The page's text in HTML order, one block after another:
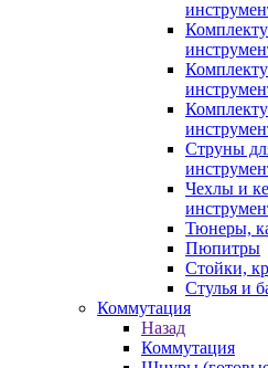
Струны
Чехлы и
Тюнеры,
Пюпитры
Стойки,
Стулья и
Коммутация
Назад
Коммутация